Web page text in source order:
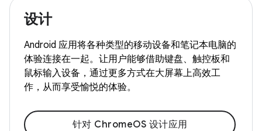
设计
Android 应用将各种类型的移动设备和笔记本电脑的
体验连接在一起。让用户能够借助键盘、触控板和
鼠标输入设备，通过更多方式在大屏幕上高效工
作，从而享受愉悦的体验。
针对 ChromeOS 设计应用